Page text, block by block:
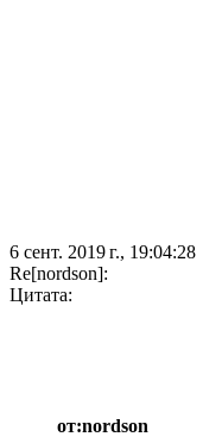
6 сент. 2019 г., 19:04:28
Re[nordson]:
Цитата:
от:nordson